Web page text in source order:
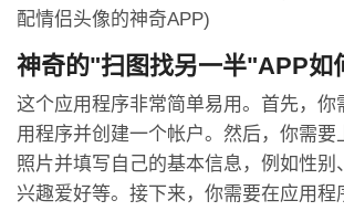
神奇的"扫图找另一半"APP如
这个应用程序非常简单易用。首先，你
用程序并创建一个帐户。然后，你需要
照片并填写自己的基本信息，例如性别
兴趣爱好等。接下来，你需要在应用程